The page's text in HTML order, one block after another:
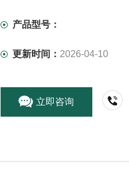
产品型号：
更新时间： 2026-04-10
立即咨询